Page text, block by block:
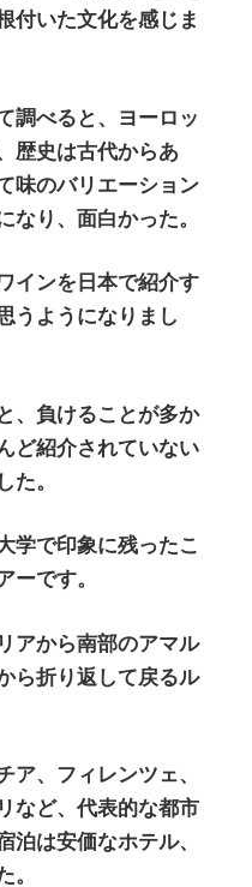
付いた文化を感じま
調べると、ヨーロッ
歴史は古代からあ
味のバリエーション
なり、面白かった。
インを日本で紹介す
うようになりまし
、負けることが多か
ど紹介されていない
た。
学で印象に残ったこ
ーです。
アから南部のアマル
ら折り返して戻るル
ア、フィレンツェ、
など、代表的な都市
泊は安価なホテル、
。